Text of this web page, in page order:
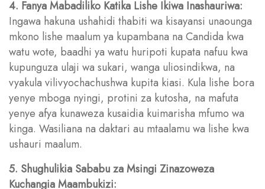
4. Fanya Mabadiliko Katika Lishe Ikiwa Inashauriwa:
Ingawa hakuna ushahidi thabiti wa kisayansi unaounga
mkono lishe maalum ya kupambana na Candida kwa
watu wote, baadhi ya watu huripoti kupata nafuu kwa
kupunguza ulaji wa sukari, wanga uliosindikwa, na
vyakula vilivyochachushwa kupita kiasi. Kula lishe bora
yenye mboga nyingi, protini za kutosha, na mafuta
yenye afya kunaweza kusaidia kuimarisha mfumo wa
kinga. Wasiliana na daktari au mtaalamu wa lishe kwa
ushauri maalum.
5. Shughulikia Sababu za Msingi Zinazoweza
Kuchangia Maambukizi: